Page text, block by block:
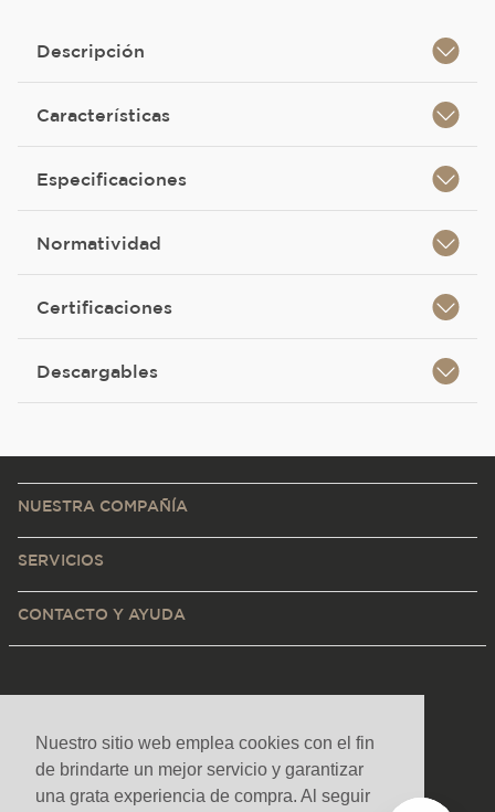
Nuestro sitio web emplea cookies con el fin
de brindarte un mejor servicio y garantizar
una grata experiencia de compra. Al seguir
Descripción
Características
Especificaciones
Normatividad
Certificaciones
Descargables
NUESTRA COMPAÑÍA
SERVICIOS
CONTACTO Y AYUDA